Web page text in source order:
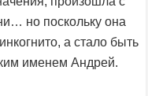
но поскольку она
а стало быть
именем Андрей.